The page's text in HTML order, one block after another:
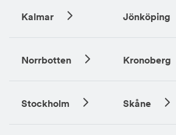
Kalmar
Norrbotten
Stockholm
Jönköping
Kronoberg
Skåne